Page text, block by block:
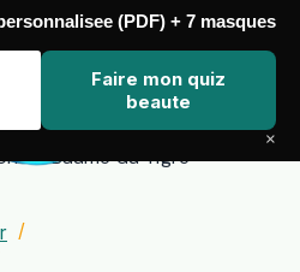
de Baume du Tigre
(PDF) + 7 masques
Faire mon quiz
beaute
×